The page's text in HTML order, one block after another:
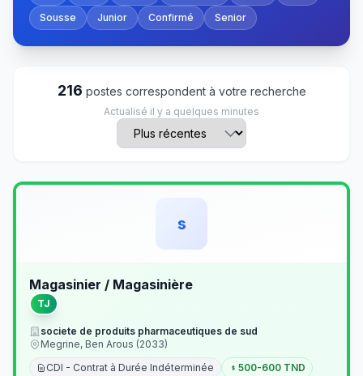
Sousse
Junior Confirmé Senior
216 postes correspondent à votre recherche
Actualisé il y a quelques minutes
s
Magasinier / Magasinière
TJ
societe de produits pharmaceutiques de sud
Megrine, Ben Arous (2033)
CDI - Contrat à Durée Indéterminée
500-600 TND